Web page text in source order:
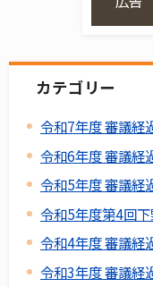
カテゴリー
令和7年度 審議経
令和6年度 審議経
令和5年度 審議経
令和5年度第4回
令和4年度 審議経
令和3年度 審議経